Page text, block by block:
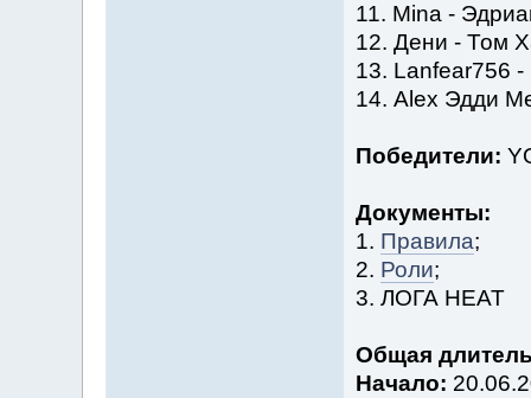
11. Mina
12.
13. Lanfear756
14.
Победители:
Документы:
1. Правила;
2. Роли;
3. ЛОГА НЕАТ
Общая
Начало: